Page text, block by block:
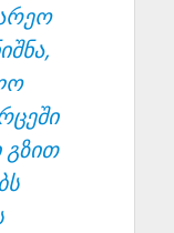
გზით